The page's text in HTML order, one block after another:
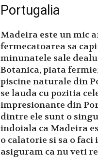
Portugalia
Madeira este un mic
fermecatoarea sa
minunatele sale
Botanica, piata
piscine naturale din
se lauda cu pozitia
impresionante din
dintre ele sunt o
indoiala ca Madeira
o calatorie si sa o
asiguram ca nu veti